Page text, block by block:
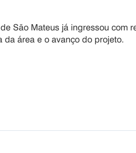
São Mateus já ingressou com
área e o avanço do projeto.